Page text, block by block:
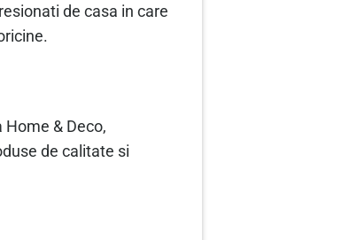
de casa in care
& Deco,
de calitate si